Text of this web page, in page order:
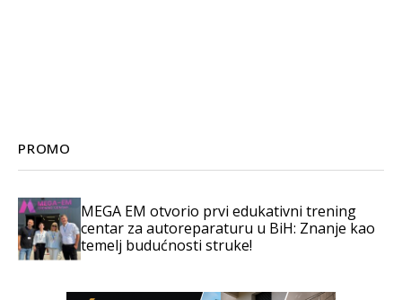
PROMO
MEGA EM otvorio prvi edukativni trening
centar za autoreparaturu u BiH: Znanje kao
temelj budućnosti struke!